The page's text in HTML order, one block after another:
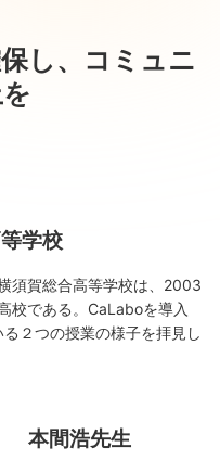
し、コミュニ
学校
須賀総合高等学校は、2003
校である。CaLaboを導入
２つの授業の様子を拝見し
本間浩先生